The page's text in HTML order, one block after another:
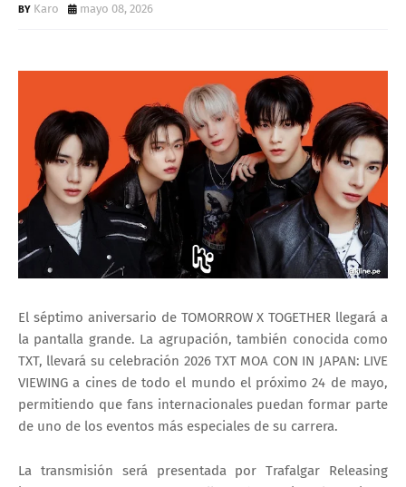
Karo mayo 08, 2026
El séptimo aniversario de TOMORROW X TOGETHER llegará a
la pantalla grande. La agrupación, también conocida como
TXT, llevará su celebración 2026 TXT MOA CON IN JAPAN: LIVE
VIEWING a cines de todo el mundo el próximo24 de mayo,
permitiendo que fans internacionales puedan formar parte
de uno de los eventos más especiales de su carrera.
La transmisión será presentada porTrafalgar Releasing